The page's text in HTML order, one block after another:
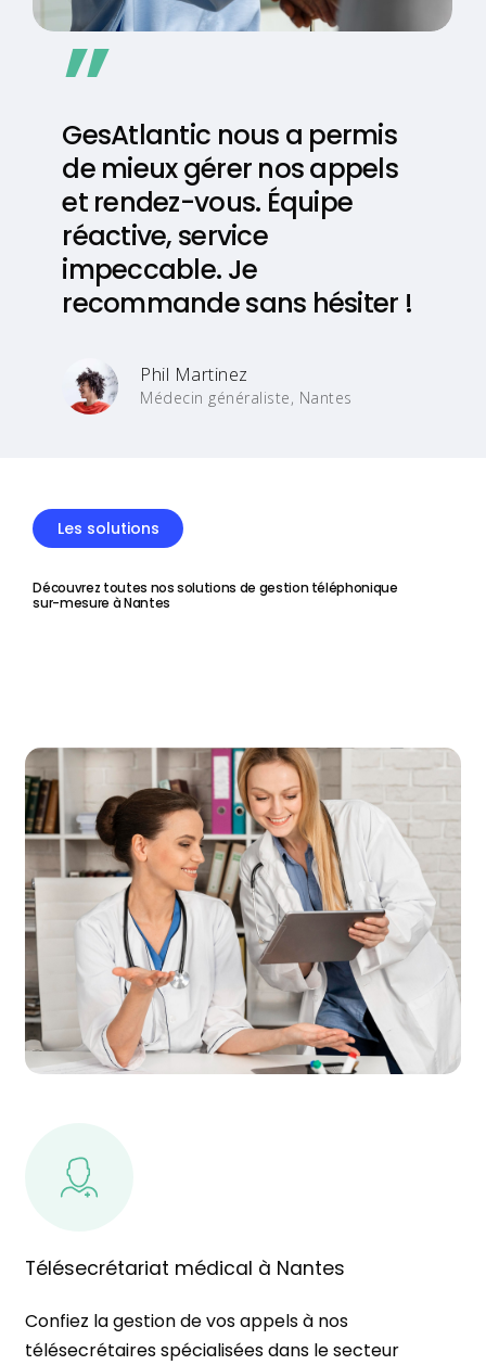
”
GesAtlantic nous a permis
de mieux gérer nos appels
et rendez-vous. Équipe
réactive, service
impeccable. Je
recommande sans hésiter !
Phil Martinez
Médecin généraliste, Nantes
Les solutions
Découvrez toutes nos solutions de gestion téléphonique
sur-mesure à Nantes
Télésecrétariat médical à Nantes
Confiez la gestion de vos appels à nos
télésecrétaires spécialisées dans le secteur